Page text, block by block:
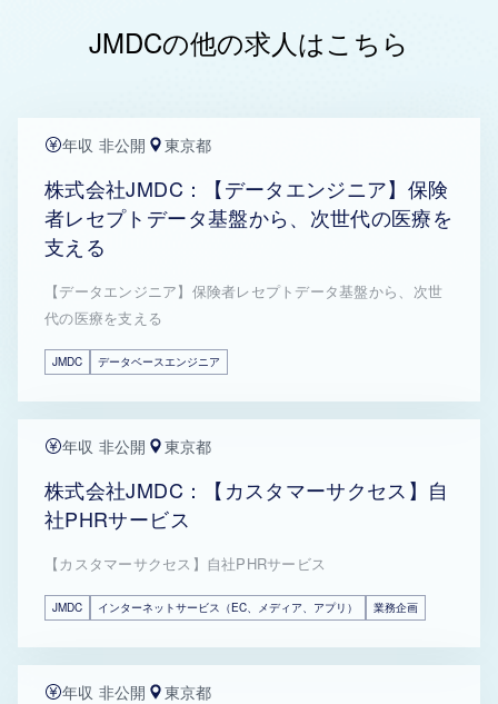
JMDCの他の求人はこちら
年収 非公開 東京都
株式会社JMDC：【データエンジニア】保険
者レセプトデータ基盤から、次世代の医療を
支える
【データエンジニア】保険者レセプトデータ基盤から、次世
代の医療を支える
JMDC データベースエンジニア
年収 非公開 東京都
株式会社JMDC：【カスタマーサクセス】自
社PHRサービス
【カスタマーサクセス】自社PHRサービス
JMDC インターネットサービス（EC、メディア、アプリ） 業務企画
年収 非公開 東京都